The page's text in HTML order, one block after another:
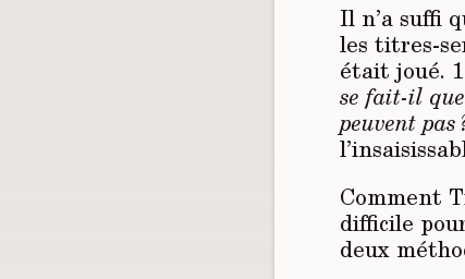
Il n’a suffi
les titres-
était joué.
se fait-il
peuvent pas
Comment
difficile
deux